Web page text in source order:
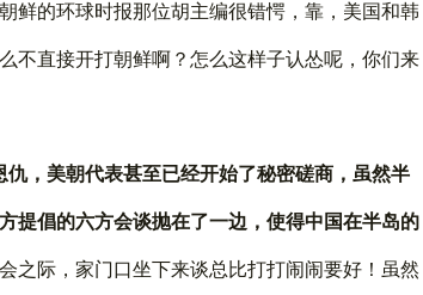
鲜的环球时报那位胡主编很错愕，靠，美国和韩
不直接开打朝鲜啊？怎么这样子认怂呢，你们来
，美朝代表甚至已经开始了秘密磋商，虽然半
提倡的六方会谈抛在了一边，使得中国在半岛的
之际，家门口坐下来谈总比打打闹闹要好！虽然